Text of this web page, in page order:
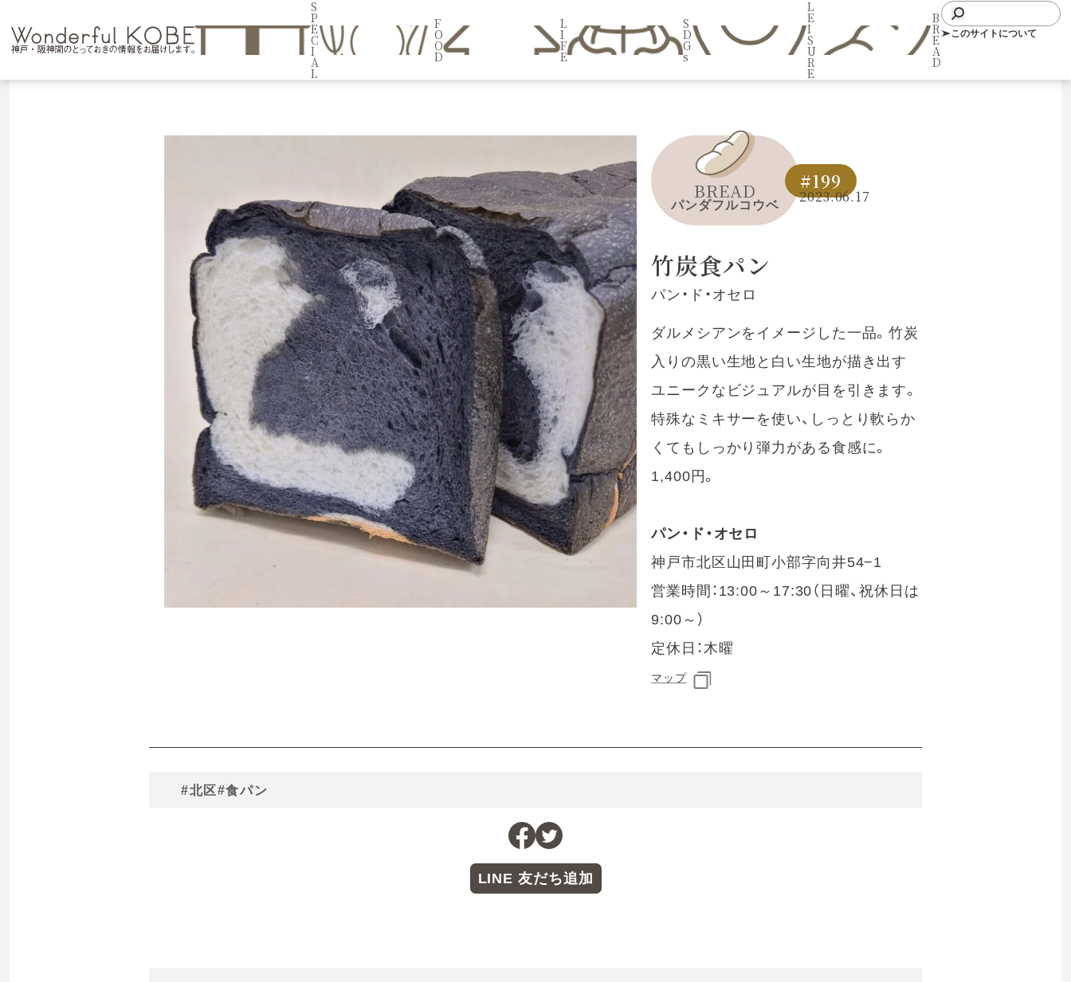
S
P
E
C
I
A
L
F
O
O
D
L
I
F
E
S
D
G
s
L
E
I
S
U
R
E
B
R
E
A
D
このサイトについて
BREAD
パンダフルコウベ
#199
2023.06.17
竹炭食パン
パン・ド・オセロ
ダルメシアンをイメージした一品。竹炭
入りの黒い生地と白い生地が描き出す
ユニークなビジュアルが目を引きます。
特殊なミキサーを使い、しっとり軟らか
くてもしっかり弾力がある食感に。
1,400円。
パン・ド・オセロ
神戸市北区山田町小部字向井54−1
営業時間：13:00～17:30（日曜、祝休日は
9:00～）
定休日：木曜
マップ
#北区#食パン
LINE 友だち追加